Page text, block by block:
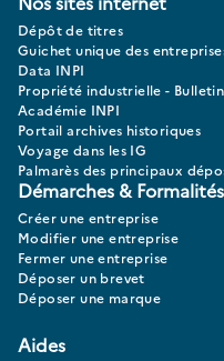
Dépôt de titres
Guichet unique des
Data INPI
Propriété industrielle -
Académie INPI
Portail archives historiques
Voyage dans les IG
Palmarès des principaux
Démarches & Formalités
Créer une entreprise
Modifier une entreprise
Fermer une entreprise
Déposer un brevet
Déposer une marque
Aides